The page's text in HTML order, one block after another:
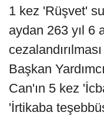
1 kez 'Rüşvet'
aydan 263 yıl 6
Başkan
Can'ın 5 kez
'İrtikaba